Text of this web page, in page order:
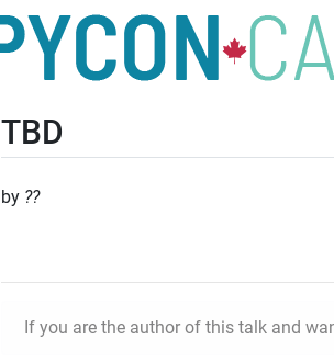
TBD
by ??
If you are the author of this talk and